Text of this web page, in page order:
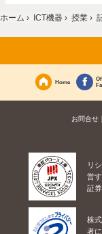
ホーム › ICT機器 › 授業 ›
Home
お問合せ
リ
営
証
株
者